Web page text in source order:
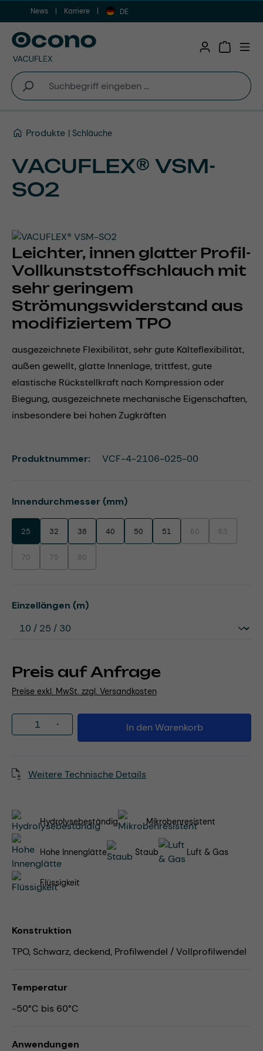
Zum Hauptinhalt springen
News Karriere DE
Produkte Schläuche
VACUFLEX® VSM-
SO2
Leichter, innen glatter Profil-
Vollkunststoffschlauch mit
sehr geringem
Strömungswiderstand aus
modifiziertem TPO
ausgezeichnete Flexibilität, sehr gute Kälteflexibilität,
außen gewellt, glatte Innenlage, trittfest, gute
elastische Rückstellkraft nach Kompression oder
Biegung, ausgezeichnete mechanische Eigenschaften,
insbesondere bei hohen Zugkräften
Preis auf Anfrage
Preise exkl. MwSt. zzgl. Versandkosten
Innendurchmesser (mm)auswählen
25 32 38 40 50 51 60(Diese Option ist
63(Diese
70(Diese Option ist zurzeit nicht verfügbar.)
75(Diese Option ist zurzeit nicht verfügbar.)
80(Diese Option ist zurzeit nicht verfügbar.)
Einzellängen (m)auswählen
Produkt Anzahl: Gib den gewünschten
In den Warenkorb
Produktnummer: VCF-4-2106-025-00
Weitere Technische Details
Hydrolysebeständig Mikrobenresistent
Hohe Innenglätte Staub Luft & Gas
Flüssigkeit
Konstruktion
TPO, Schwarz, deckend, Profilwendel / Vollprofilwendel
Temperatur
-50°C bis 60°C
Anwendungen